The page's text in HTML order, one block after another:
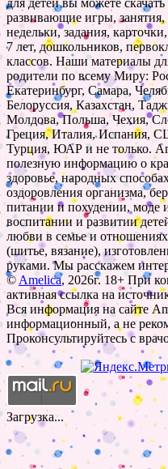
для детей вы можете скачать
развивающие игры,
недельки, задания,
7 лет, дошкольников,
классов. Наши материалы
родители по всему Миру:
Екатеринбург, Самара,
Белоруссия, Казахстан,
Молдова, Польша, Чехия,
Греция, Италия, Испания,
Турция, ЮАР и не только.
полезную информацию о
здоровье, народных
оздоровления организма,
питании и похудении, моде
воспитании и развитии
любви в семье и
(шитье, вязание),
руками. Мы расскажем
© Amelica, 2026г. 18+ При
активная ссылка на
Вся информация на сайте
информационный, а не
Проконсультируйтесь с
Загрузка...